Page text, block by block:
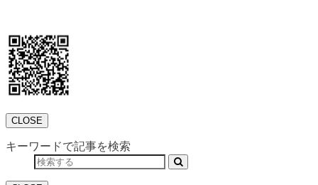
CLOSE
キーワードで記事を検索